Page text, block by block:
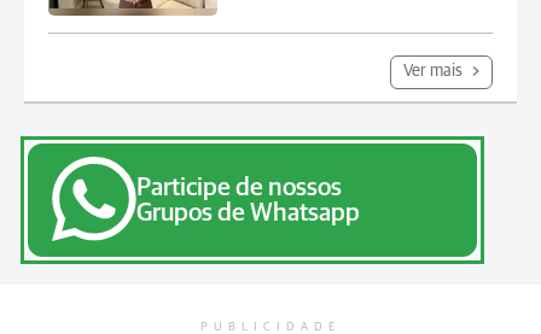
Ver mais
Participe de nossos
Grupos de Whatsapp
PUBLICIDADE